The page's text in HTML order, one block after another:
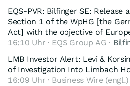
EQS-PVR: Bilfinger SE:
Section 1 of the WpHG [the
Act] with the objective of
16:10 Uhr · EQS Group AG ·
LMB Investor Alert: Levi &
of Investigation Into Limbach
16:09 Uhr · Business Wire (engl.)